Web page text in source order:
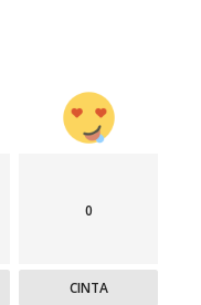
0
CINTA